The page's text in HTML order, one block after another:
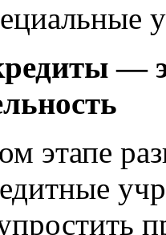
—
этапе